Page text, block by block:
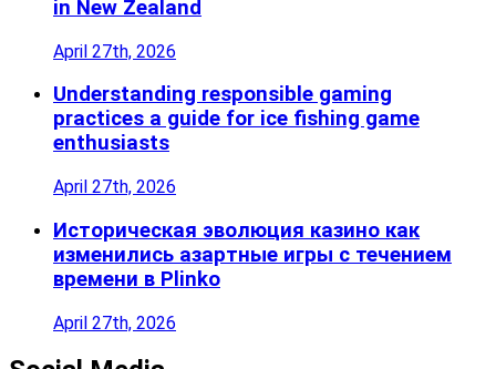
in New Zealand
April 27th, 2026
Understanding responsible gaming
practices a guide for ice fishing game
enthusiasts
April 27th, 2026
Историческая эволюция казино как
изменились азартные игры с течением
времени в Plinko
April 27th, 2026